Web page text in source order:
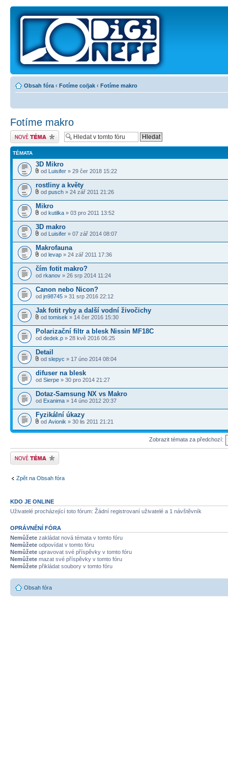
Obsah fóra ‹ Fotíme co/jak ‹ Fotíme makro
Fotíme makro
Odeslat nové téma
TÉMATA
3D Mikro
od Luisifer » 29 čer 2018 15:22
rostliny a květy
od pusch » 24 zář 2011 21:26
Mikro
od kutilka » 03 pro 2011 13:52
3D makro
od Luisifer » 07 zář 2014 08:07
Makrofauna
od levap » 24 zář 2011 17:36
čím fotit makro?
od rkanov » 26 srp 2014 11:24
Canon nebo Nicon?
od jn98745 » 31 srp 2016 22:12
Jak fotit ryby a další vodní živočichy
od tomisek » 14 čer 2016 15:30
Polarizační filtr a blesk Nissin MF18C
od dedek.p » 28 kvě 2016 06:25
Detail
od slepyc » 17 úno 2014 08:04
difuser na blesk
od Sierpe » 30 pro 2014 21:27
Dotaz-Samsung NX vs Makro
od Exanima » 14 úno 2012 20:37
Fyzikální úkazy
od Avionik » 30 lis 2011 21:21
Zobrazit témata za předchozí:
Odeslat nové téma
Zpět na Obsah fóra
KDO JE ONLINE
Uživatelé procházející toto fórum: Žádní registrovaní uživatelé a 1 návštěvník
OPRÁVNĚNÍ FÓRA
Nemůžete zakládat nová témata v tomto fóru
Nemůžete odpovídat v tomto fóru
Nemůžete upravovat své příspěvky v tomto fóru
Nemůžete mazat své příspěvky v tomto fóru
Nemůžete přikládat soubory v tomto fóru
Obsah fóra